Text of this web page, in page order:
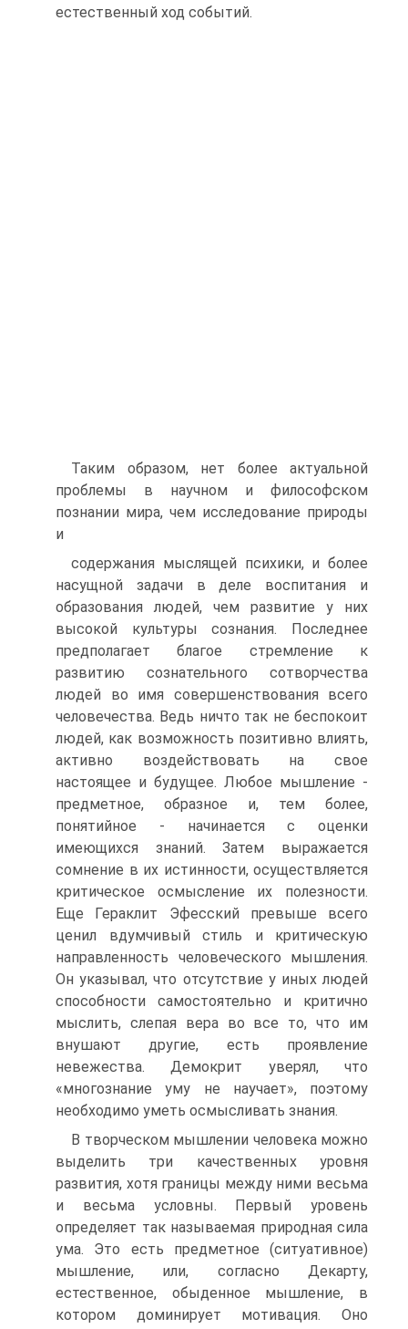
естественный ход событий.
Таким образом, нет более актуальной
проблемы в научном и философском
познании мира, чем исследование природы
и
содержания мыслящей психики, и более
насущной задачи в де­ле воспитания и
образования людей, чем развитие у них
высо­кой культуры сознания. Последнее
предполагает благое стрем­ление к
развитию сознательного сотворчества
людей во имя со­вершенствования всего
человечества. Ведь ничто так не беспо­коит
людей, как возможность позитивно влиять,
активно воз­действовать на свое
настоящее и будущее. Любое мышление -
предметное, образное и, тем более,
понятийное - начинается с оценки
имеющихся знаний. Затем выражается
сомнение в их истинности, осуществляется
критическое осмысление их полез­ности.
Еще Гераклит Эфесский превыше всего
ценил вдумчи­вый стиль и критическую
направленность человеческого мыш­ления.
Он указывал, что отсутствие у иных людей
способности самостоятельно и критично
мыслить, слепая вера во все то, что им
внушают другие, есть проявление
невежества. Демокрит уверял, что
«многознание уму не научает», поэтому
необходи­мо уметь осмысливать знания.
В творческом мышлении человека можно
выделить три ка­чественных уровня
развития, хотя границы между ними весьма
и весьма условны. Первый уровень
определяет так называемая природная сила
ума. Это есть предметное (ситуативное)
мыш­ление, или, согласно Декарту,
естественное, обыденное мышле­ние, в
котором доминирует мотивация. Оно